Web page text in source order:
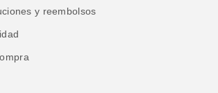
y reembolsos